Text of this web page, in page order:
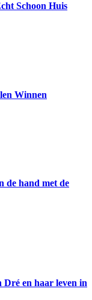
Schoon Huis
Winnen
de hand met de
Dré en haar leven in